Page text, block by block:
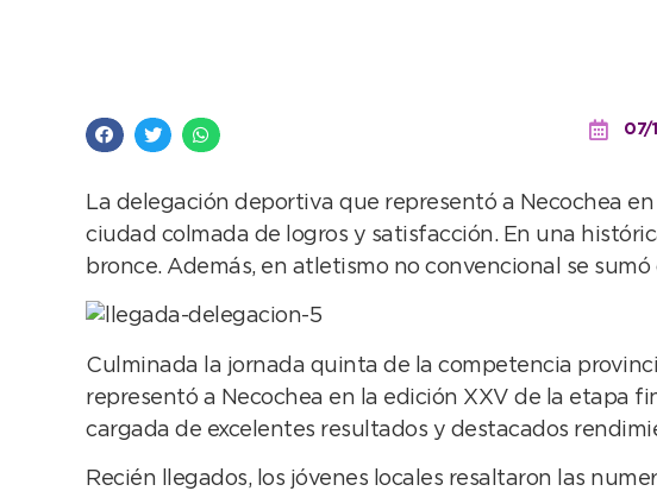
07/
La delegación deportiva que representó a Necochea
ciudad colmada de logros y satisfacción. En una
bronce. Además, en atletismo no convencional se sumó
Culminada la jornada quinta de la competencia
representó a Necochea en la edición XXV de la etapa
cargada de excelentes resultados y destacados
Recién llegados, los jóvenes locales resaltaron las